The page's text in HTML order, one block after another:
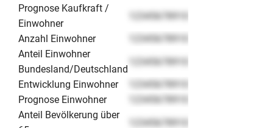
Prognose Kaufkraft /
Einwohner
12345678910
Anzahl Einwohner
12345678910
Anteil Einwohner
Bundesland/Deutschland
12345678910
Entwicklung Einwohner
12345678910
Prognose Einwohner
12345678910
Anteil Bevölkerung über
12345678910